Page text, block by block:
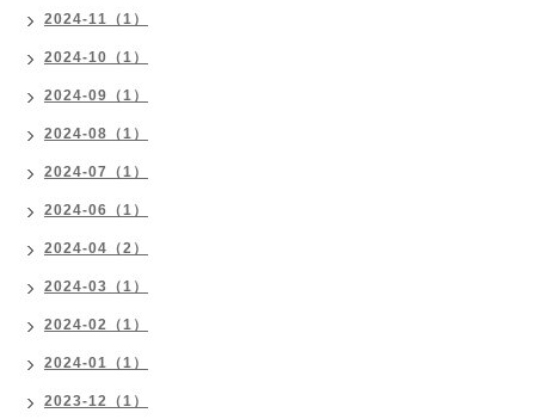
2024-11（1）
2024-10（1）
2024-09（1）
2024-08（1）
2024-07（1）
2024-06（1）
2024-04（2）
2024-03（1）
2024-02（1）
2024-01（1）
2023-12（1）